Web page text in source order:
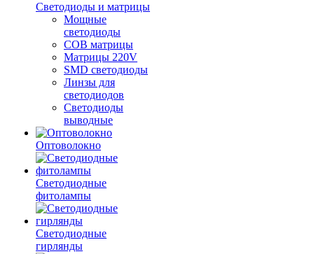
Светодиоды и матрицы
Мощные
светодиоды
COB матрицы
Матрицы 220V
SMD светодиоды
Линзы для
светодиодов
Светодиоды
выводные
Оптоволокно
Светодиодные
фитолампы
Светодиодные
гирлянды